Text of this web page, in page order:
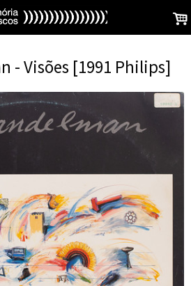
.
- Visões [1991 Philips]